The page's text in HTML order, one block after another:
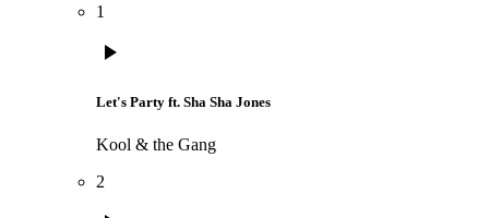
1
play_arrow
Let's Party ft. Sha Sha Jones
Kool & the Gang
2